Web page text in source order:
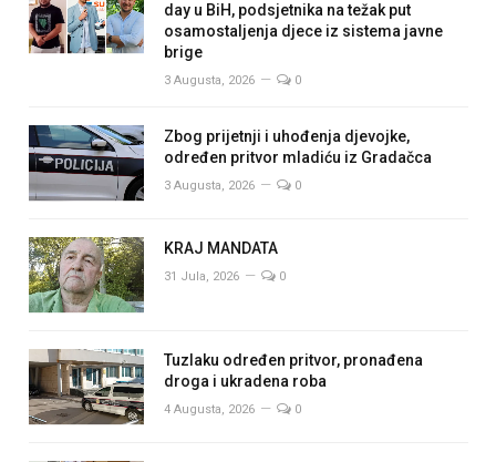
day u BiH, podsjetnika na težak put
osamostaljenja djece iz sistema javne
brige
3 Augusta, 2026 0
Zbog prijetnji i uhođenja djevojke,
određen pritvor mladiću iz Gradačca
3 Augusta, 2026 0
KRAJ MANDATA
31 Jula, 2026 0
Tuzlaku određen pritvor, pronađena
droga i ukradena roba
4 Augusta, 2026 0